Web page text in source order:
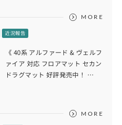
MORE
近況報告
《 40系 アルファード & ヴェルフ
ァイア 対応 フロアマット セカン
ドラグマット 好評発売中！ …
MORE